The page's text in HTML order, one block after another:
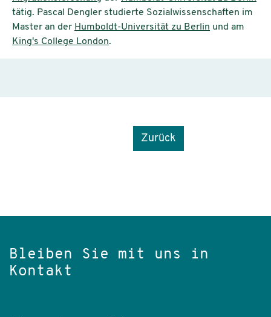
tätig. Pascal Dengler studierte Sozialwissenschaften im
Master an der Humboldt-Universität zu Berlin und am
King's College London.
Zurück
Bleiben Sie mit uns in
Kontakt